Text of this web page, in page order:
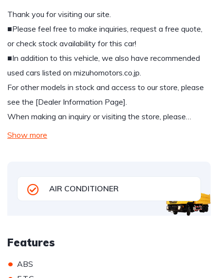
Thank you for visiting our site.
■Please feel free to make inquiries, request a free quote,
or check stock availability for this car!
■In addition to this vehicle, we also have recommended
used cars listed on mizuhomotors.co.jp.
For other models in stock and access to our store, please
see the [Dealer Information Page].
When making an inquiry or visiting the store, please…
Show more
AIR CONDITIONER
Features
• ABS